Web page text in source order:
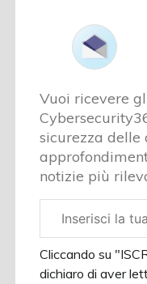
Vuoi ricevere
sicurezza delle
notizie più
aziendale
Cliccando su
dichiaro di aver